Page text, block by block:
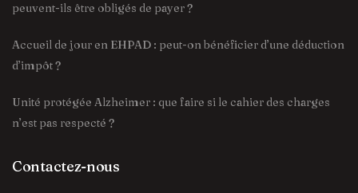
peuvent-ils être obligés de payer ?
Accueil de jour en EHPAD : peut-on bénéficier d’une déduction
d’impôt ?
Unité protégée Alzheimer : que faire si le cahier des charges
n’est pas respecté ?
Contactez-nous